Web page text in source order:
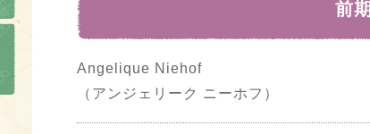
前期
Angelique Niehof
（アンジェリーク ニーホフ）